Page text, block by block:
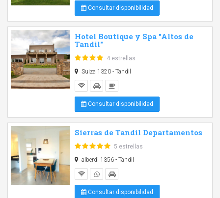
Consultar disponibilidad
Hotel Boutique y Spa "Altos de
Tandil"
4 estrellas
Suiza 1320 - Tandil
Consultar disponibilidad
Sierras de Tandil Departamentos
5 estrellas
alberdi 1356 - Tandil
Consultar disponibilidad